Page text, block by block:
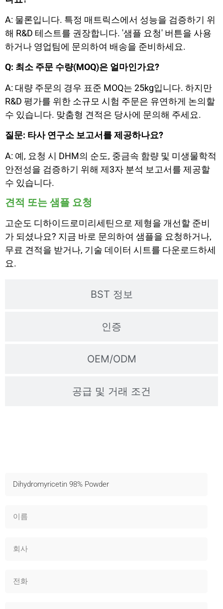
BST 정보
인증
OEM/ODM
공급 및 거래 조건
A: 물론입니다. 특정 매트릭스에서 성능을 검증하기 위
해 R&D 테스트를 권장합니다. '샘플 요청' 버튼을 사용
하거나 영업팀에 문의하여 배송을 준비하세요.
Q: 최소 주문 수량(MOQ)은 얼마인가요?
A: 대량 주문의 경우 표준 MOQ는 25kg입니다. 하지만
R&D 평가를 위한 소규모 시험 주문은 유연하게 논의할
수 있습니다. 맞춤형 견적은 당사에 문의해 주세요.
질문: 타사 연구소 보고서를 제공하나요?
A: 예, 요청 시 DHM의 순도, 중금속 함량 및 미생물학적
안전성을 검증하기 위해 제3자 분석 보고서를 제공할
수 있습니다.
견적 또는 샘플 요청
고순도 디하이드로미리세틴으로 제형을 개선할 준비
가 되셨나요? 지금 바로 문의하여 샘플을 요청하거나,
무료 견적을 받거나, 기술 데이터 시트를 다운로드하세
요.